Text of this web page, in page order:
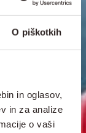
O piškotkih
in oglasov,
in za analize
o vaši